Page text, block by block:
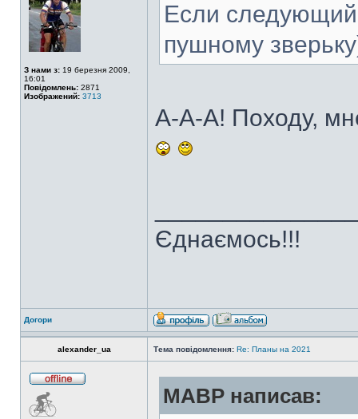
З нами з: 19 березня 2009,
16:01
Повідомлень: 2871
Изображений: 3713
Если следующий
пушному
А-А-А! Походу,
Єднаємось!!!
Догори
alexander_ua Тема повідомлення: Re: Планы на 2021
MABP написав: